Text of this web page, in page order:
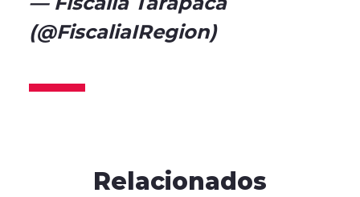
(@FiscaliaIRegion)
Relacionados